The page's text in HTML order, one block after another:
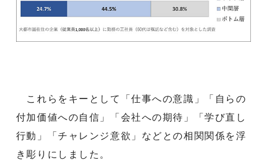
これらをキーとして「仕事への意識」「自らの
付加価値への自信」「会社への期待」「学び直し
行動」「チャレンジ意欲」などとの相関関係を浮
き彫りにしました。